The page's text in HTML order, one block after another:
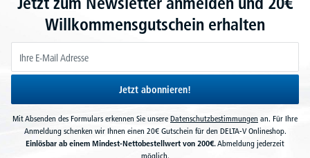
Willkommensgutschein erhalten
Jetzt abonnieren!
Mit Absenden des Formulars erkennen Sie unsere Datenschutzbestimmungen an. Für Ihre
Anmeldung schenken wir Ihnen einen 20€ Gutschein für den DELTA-V Onlineshop.
Einlösbar ab einem Mindest-Nettobestellwert von 200€.Abmeldung jederzeit
möglich.